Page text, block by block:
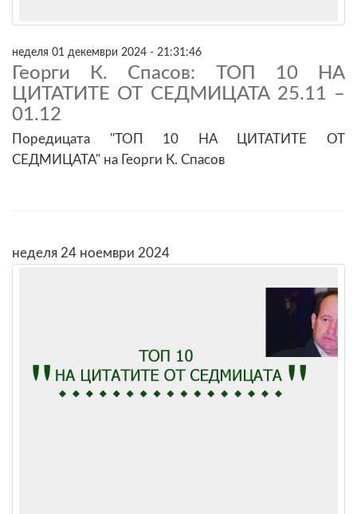
неделя 01 декември 2024 - 21:31:46
Георги К. Спасов: ТОП 10 НА
ЦИТАТИТЕ ОТ СЕДМИЦАТА 25.11 –
01.12
Поредицата "ТОП 10 НА ЦИТАТИТЕ ОТ
СЕДМИЦАТА" на Георги К. Спасов
неделя 24 ноември 2024